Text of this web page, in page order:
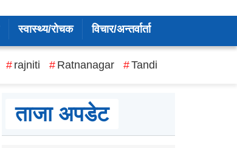
स्वास्थ्य/रोचक विचार/अन्तर्वार्ता
rajniti Ratnanagar Tandi
ताजा अपडेट